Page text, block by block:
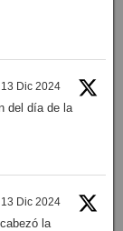
13 Dic 2024
del día de la
13 Dic 2024
la